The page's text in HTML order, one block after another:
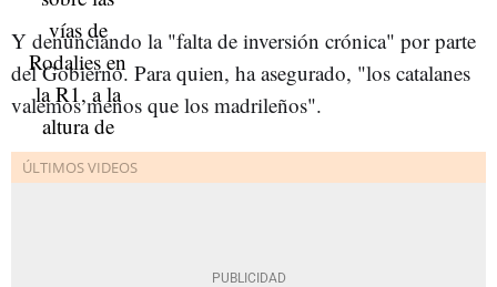
Y denunciando la "falta de inversión crónica" por parte
del Gobierno. Para quien, ha asegurado, "los catalanes
valemos menos que los madrileños".